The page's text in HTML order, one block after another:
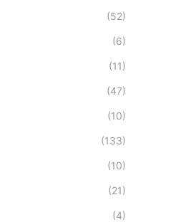
(52)
(6)
(11)
(47)
(10)
(133)
(10)
(21)
(4)